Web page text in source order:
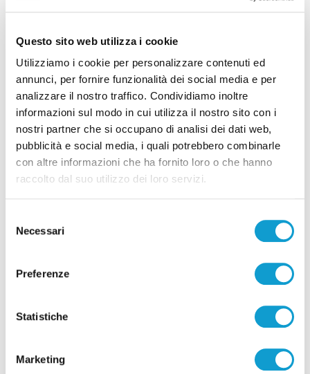
Questo sito web utilizza i cookie
Utilizziamo i cookie per personalizzare contenuti ed
annunci, per fornire funzionalità dei social media e per
analizzare il nostro traffico. Condividiamo inoltre
informazioni sul modo in cui utilizza il nostro sito con i
nostri partner che si occupano di analisi dei dati web,
pubblicità e social media, i quali potrebbero combinarle
con altre informazioni che ha fornito loro o che hanno
raccolto dal suo utilizzo dei loro servizi.
delNecessari
Preferenze
Statistiche
Marketing
assolti Bugaro e Spacca
Tutti gli articoli